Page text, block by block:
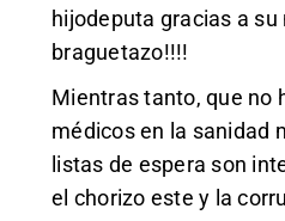
hijodeputa gracias a
braguetazo!!!!
Mientras tanto, que no
médicos en la sanidad
listas de espera son
el chorizo este y la